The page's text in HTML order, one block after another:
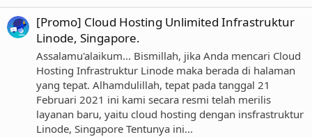
[Promo] Cloud Hosting Unlimited Infrastruktur
Linode, Singapore.
Assalamu'alaikum... Bismillah, jika Anda mencari Cloud
Hosting Infrastruktur Linode maka berada di halaman
yang tepat. Alhamdulillah, tepat pada tanggal 21
Februari 2021 ini kami secara resmi telah merilis
layanan baru, yaitu cloud hosting dengan insfrastruktur
Linode, Singapore Tentunya ini...